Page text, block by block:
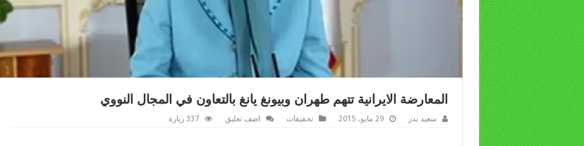
المعارضة الايرانية تتهم طهران وبيونغ يانغ بالتعاون في المجال النووي
سعيد بدر 29 مايو، 2015 تحقيقات اضف تعليق 337 زيارة